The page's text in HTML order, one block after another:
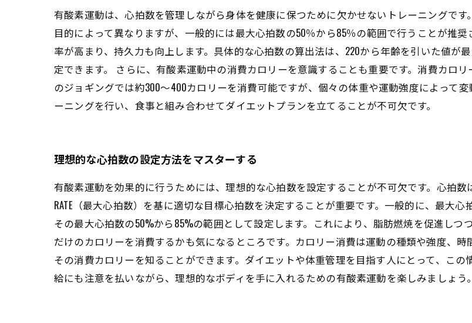
有酸素運動は、心拍数を管理しながら身体を健康に保つために欠かせないトレーニングで
目的によって異なりますが、一般的には最大心拍数の50％から85％の範囲で行うことが推
率が高まり、持久力も向上します。具体的な心拍数の算出法は、220から年齢を引いた値が
定できます。 さらに、有酸素運動中の消費カロリーを意識することも重要です。消費カロ
のジョギングでは約300〜400カロリーを消費可能ですが、個々の体重や運動強度によって
ーニングを行い、食事と組み合わせてダイエットプランを立てることが不可欠です。
理想的な心拍数の設定方法をマスターする
有酸素運動を効果的に行うためには、理想的な心拍数を設定することが不可欠です。心拍数は
RATE（最大心拍数）を基に適切な目標心拍数を決定することが重要です。一般的に、最大
その最大心拍数の50%から85%の範囲として設定します。これにより、脂肪燃焼を促進し
だけのカロリーを消費するかも気になるところです。カロリー消費は運動の種類や強度、
その消費カロリーを知ることができます。ダイエットや体重管理を目指す人にとって、こ
給にも注意を払いながら、理想的なボディを手に入れるための有酸素運動を楽しみましょう。